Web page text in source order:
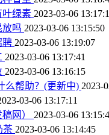
叶绿素 2023-03-06
吗 2023-03-06 13:15:50
聘 2023-03-06 13:19:07
2023-03-06 13:17:41
2023-03-06 13:16:15
么帮助？(更新中) 2023-
03-06 13:17:11
网） 2023-03-06
茶 2023-03-06 13:14:45